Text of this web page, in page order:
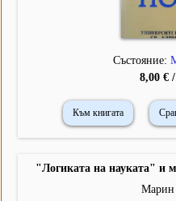
Състояние:
8,00 €
Към книгата
"Логиката на науката" и
Марин